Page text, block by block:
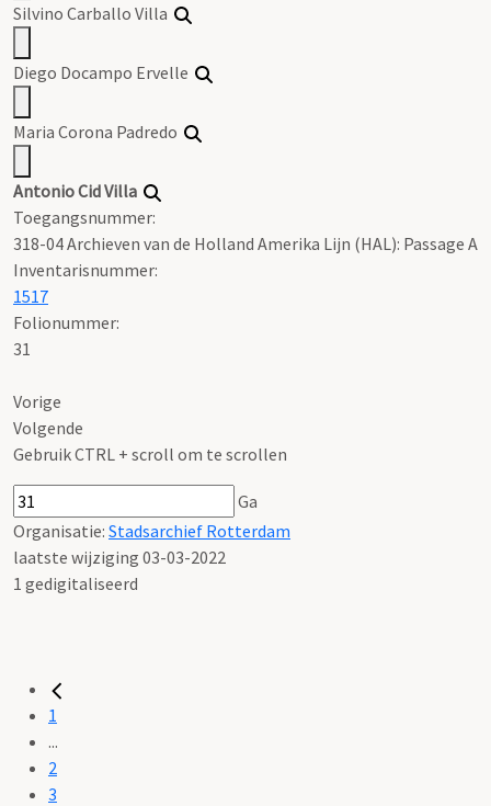
Silvino Carballo Villa
Diego Docampo Ervelle
Maria Corona Padredo
Antonio Cid Villa
Toegangsnummer:
318-04 Archieven van de Holland Amerika Lijn (HAL): Passage A
Inventarisnummer:
1517
Folionummer:
31
Vorige
Volgende
Gebruik CTRL + scroll om te scrollen
Ga
Organisatie: Stadsarchief Rotterdam
laatste wijziging 03-03-2022
1 gedigitaliseerd
1
...
2
3